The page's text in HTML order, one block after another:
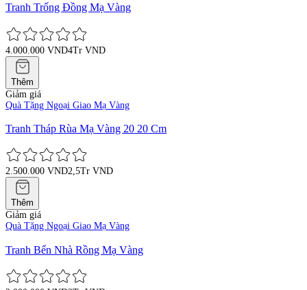
Tranh Trống Đồng Mạ Vàng
4.000.000 VND4Tr VND
Thêm
Giảm giá
Quà Tặng Ngoại Giao Mạ Vàng
Tranh Tháp Rùa Mạ Vàng 20 20 Cm
2.500.000 VND2,5Tr VND
Thêm
Giảm giá
Quà Tặng Ngoại Giao Mạ Vàng
Tranh Bến Nhà Rồng Mạ Vàng